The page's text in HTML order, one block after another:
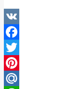
VK
Facebook
Twitter
Pinterest